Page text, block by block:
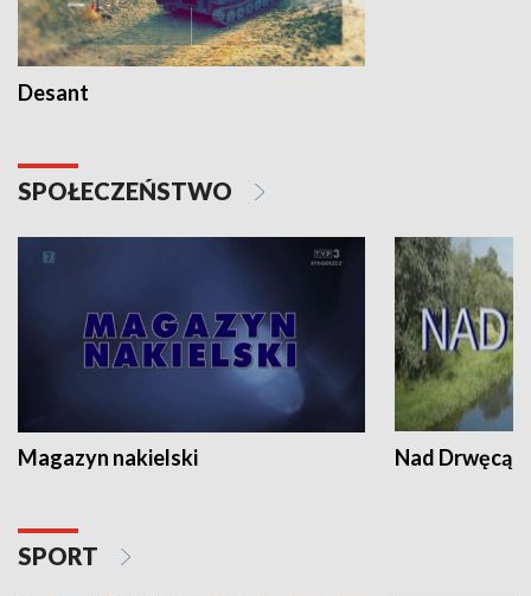
Desant
SPOŁECZEŃSTWO
Magazyn nakielski Nad Drwęcą
SPORT